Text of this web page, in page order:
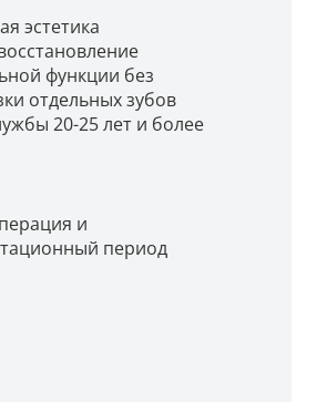
эстетика
функции без
отдельных зубов
20-25 лет и более
и
период